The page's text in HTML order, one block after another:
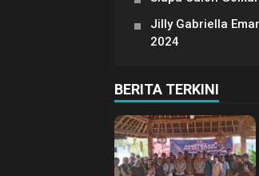
Jilly Gabriella
2024
BERITA TERKINI